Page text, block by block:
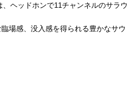
ヘッドホンで11チャンネルのサラウ
場感、没入感を得られる豊かなサウ